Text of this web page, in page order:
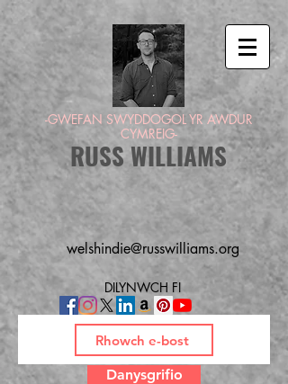
-GWEFAN SWYDDOGOL YR AWDUR
CYMREIG-
RUSS WILLIAMS
welshindie@russwilliams.org
DILYNWCH FI
Danysgrifio